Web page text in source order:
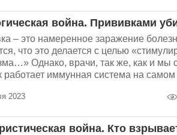
война. Прививками
– это намеренное заражение
что это делается с целью
Однако, врачи, так же, как и мы
работает иммунная система на
2023
война. Кто